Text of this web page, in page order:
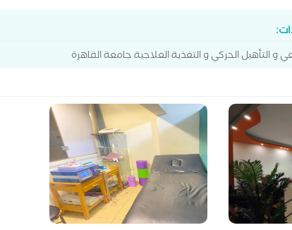
و التأهيل الحركي و التغذية العلاجية جامعة القاهرة